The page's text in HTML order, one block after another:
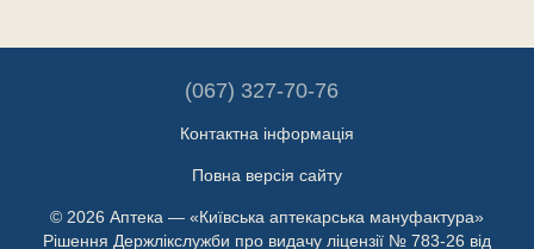
(067) 327-70-76
Контактна інформація
Повна версія сайту
© 2026 Аптека — «Київська аптекарська мануфактура»
Рішення Держлікслужби про видачу ліцензії № 783-26 від